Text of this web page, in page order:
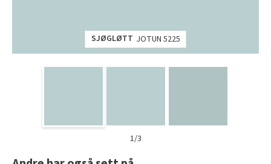
SJØGLØTT JOTUN 5225
1/3